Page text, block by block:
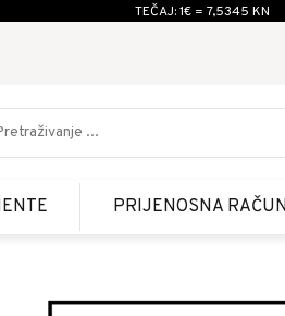
TEČAJ: 1€ = 7,5345 KN
PRIJENOSNA